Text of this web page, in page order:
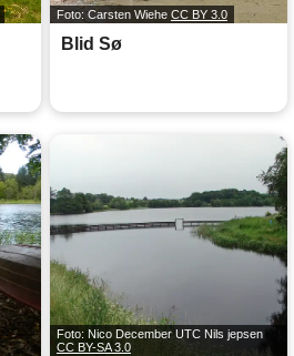
Foto: Carsten Wiehe CC BY 3.0
Blid Sø
Foto: Nico December UTC Nils jepsen
CC BY-SA 3.0